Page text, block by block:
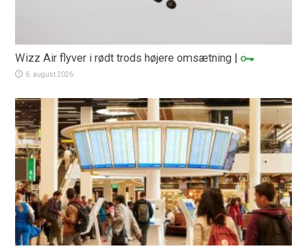
Wizz Air flyver i rødt trods højere omsætning |
6. august 2026